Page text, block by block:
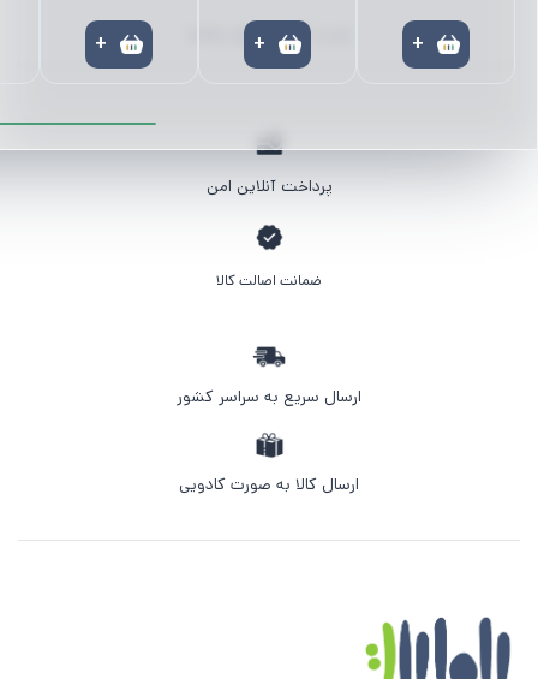
+
+
+ لوستر | آباژور | چراغ مطالعه
پرداخت آنلاین امن
ضمانت اصالت کالا
ارسال سریع به سراسر کشور
ارسال کالا به صورت کادویی